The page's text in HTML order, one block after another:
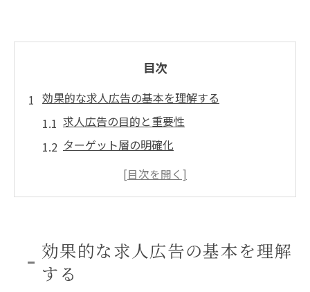
目次
効果的な求人広告の基本を理解する
求人広告の目的と重要性
ターゲット層の明確化
媒体選びのポイント
効果測定の重要性と基本的な指標
優秀な人材を引き付ける求人広告の作り方
求職者のニーズを理解する
効果的な求人広告の基本を理解
する